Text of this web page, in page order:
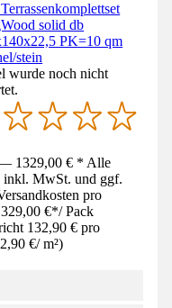
solid db
PK=10 qm
stein
wurde noch nicht
1329,00 € * Alle
inkl. MwSt. und ggf.
pro
€*/ Pack
132,90 € pro
€/ m²)